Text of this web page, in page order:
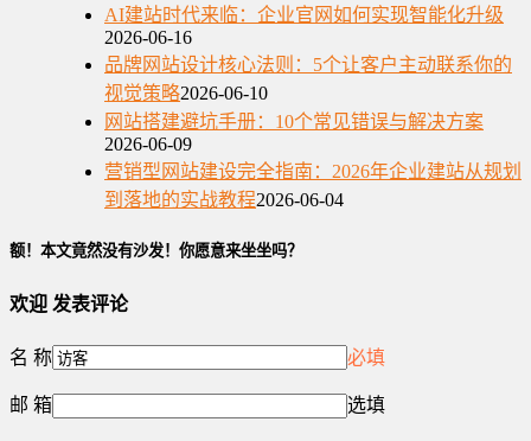
AI建站时代来临：企业官网如何实现智能化升级
2026-06-16
品牌网站设计核心法则：5个让客户主动联系你的
视觉策略2026-06-10
网站搭建避坑手册：10个常见错误与解决方案
2026-06-09
营销型网站建设完全指南：2026年企业建站从规划
到落地的实战教程2026-06-04
额！本文竟然没有沙发！你愿意来坐坐吗？
欢迎 发表评论
名 称 必填
邮 箱 选填